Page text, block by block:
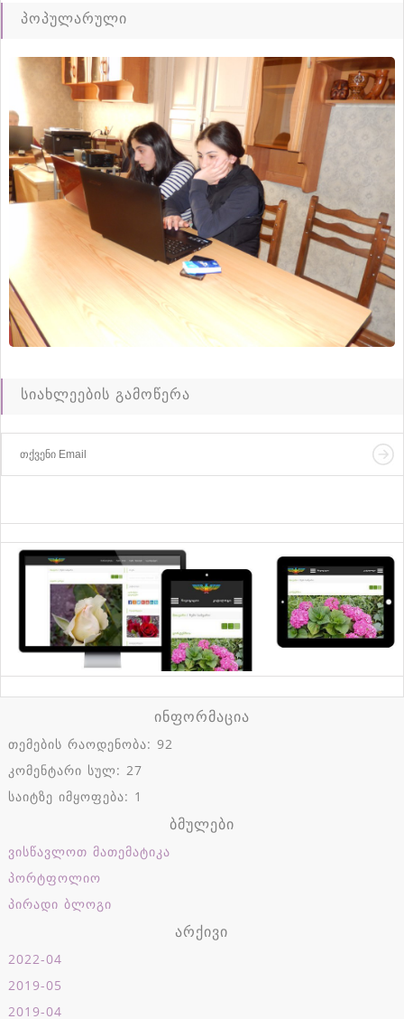
პოპულარული
სიახლეების გამოწერა
ინფორმაცია
თემების რაოდენობა: 92
კომენტარი სულ: 27
საიტზე იმყოფება: 1
ბმულები
ვისწავლოთ მათემატიკა
პორტფოლიო
პირადი ბლოგი
არქივი
2022-04
2019-05
2019-04